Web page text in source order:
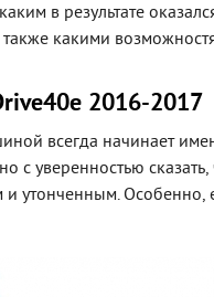
в результате
какими
2016-2017
всегда начинает
с уверенностью
утонченным. Особенно,